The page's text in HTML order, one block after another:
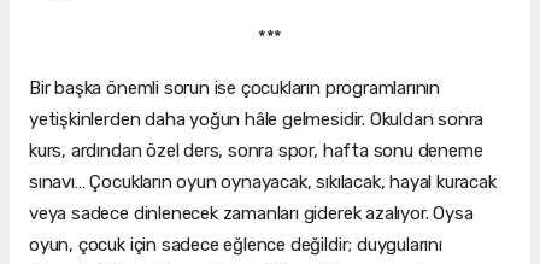
***
Bir başka önemli sorun ise çocukların programlarının
yetişkinlerden daha yoğun hâle gelmesidir. Okuldan sonra
kurs, ardından özel ders, sonra spor, hafta sonu deneme
sınavı… Çocukların oyun oynayacak, sıkılacak, hayal kuracak
veya sadece dinlenecek zamanları giderek azalıyor. Oysa
oyun, çocuk için sadece eğlence değildir; duygularını